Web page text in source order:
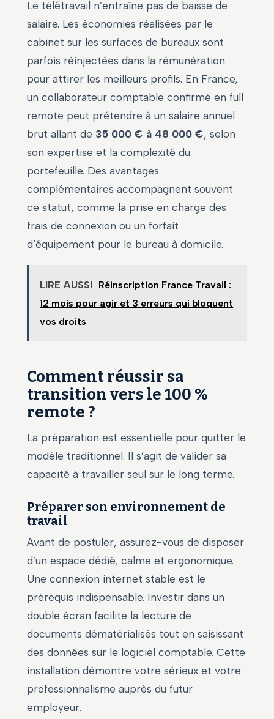
Le télétravail n’entraîne pas de baisse de
salaire. Les économies réalisées par le
cabinet sur les surfaces de bureaux sont
parfois réinjectées dans la rémunération
pour attirer les meilleurs profils. En France,
un collaborateur comptable confirmé en full
remote peut prétendre à un salaire annuel
brut allant de 35 000 € à 48 000 €, selon
son expertise et la complexité du
portefeuille. Des avantages
complémentaires accompagnent souvent
ce statut, comme la prise en charge des
frais de connexion ou un forfait
d’équipement pour le bureau à domicile.
LIRE AUSSI Réinscription France Travail :
12 mois pour agir et 3 erreurs qui bloquent
vos droits
Comment réussir sa
transition vers le 100 %
remote ?
La préparation est essentielle pour quitter le
modèle traditionnel. Il s’agit de valider sa
capacité à travailler seul sur le long terme.
Préparer son environnement de
travail
Avant de postuler, assurez-vous de disposer
d’un espace dédié, calme et ergonomique.
Une connexion internet stable est le
prérequis indispensable. Investir dans un
double écran facilite la lecture de
documents dématérialisés tout en saisissant
des données sur le logiciel comptable. Cette
installation démontre votre sérieux et votre
professionnalisme auprès du futur
employeur.